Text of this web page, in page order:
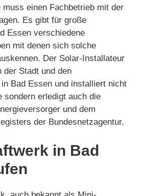
einen Fachbetrieb mit der
Es gibt für große
Essen verschiedene
mit denen sich solche
Der Solar-Installateur
der Stadt und den
Bad Essen und installiert nicht
sondern erledigt auch die
und dem
der Bundesnetzagentur.
in Bad